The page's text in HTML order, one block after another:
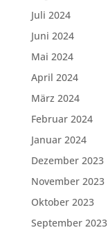
Juli 2024
Juni 2024
Mai 2024
April 2024
März 2024
Februar 2024
Januar 2024
Dezember 2023
November 2023
Oktober 2023
September 2023